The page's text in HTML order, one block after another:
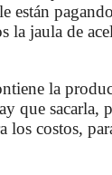
están
la jaula de
la
que sacarla,
los costos,